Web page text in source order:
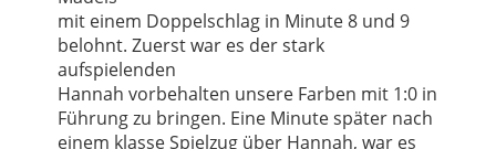
mit einem Doppelschlag in Minute 8 und 9
belohnt. Zuerst war es der stark
aufspielenden
Hannah vorbehalten unsere Farben mit 1:0 in
Führung zu bringen. Eine Minute später nach
einem klasse Spielzug über Hannah, war es